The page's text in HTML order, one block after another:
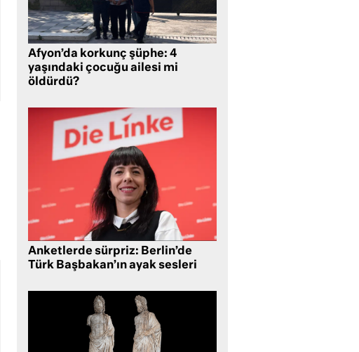
Afyon’da korkunç şüphe: 4
yaşındaki çocuğu ailesi mi
öldürdü?
Anketlerde sürpriz: Berlin’de
Türk Başbakan’ın ayak sesleri